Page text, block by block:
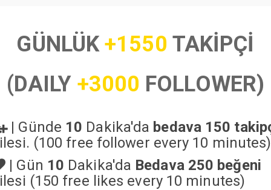
GÜNLÜK+1550 TAKİPÇİ
(DAILY +3000 FOLLOWER)
| Günde 10 Dakika'da bedava 150
(100 free follower every 10 minutes)
| Gün 10 Dakika'da Bedava 250 beğeni
(150 free likes every 10 minutes)